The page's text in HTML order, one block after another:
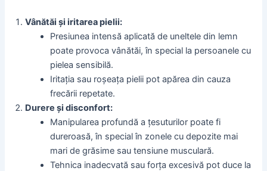
Vânătăi și iritarea pielii:
Presiunea intensă aplicată de uneltele din lemn
poate provoca vânătăi, în special la persoanele cu
pielea sensibilă.
Iritația sau roșeața pielii pot apărea din cauza
frecării repetate.
Durere și disconfort:
Manipularea profundă a țesuturilor poate fi
dureroasă, în special în zonele cu depozite mai
mari de grăsime sau tensiune musculară.
Tehnica inadecvată sau forța excesivă pot duce la